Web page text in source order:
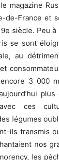
magazine
de-France et
siècle. Peu
se sont
au
3 000
ces
légumes
ils transmis
nos
les